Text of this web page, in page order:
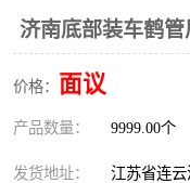
济南底部装车鹤
价格： 面议
产品数量： 9999.00个
发货地址： 江苏省连